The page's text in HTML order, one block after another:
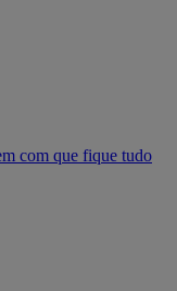
com que fique tudo